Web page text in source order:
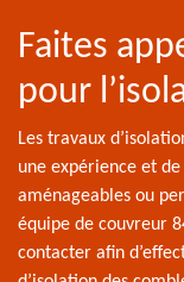
Faites
pour
Les travaux
une expérience et de
aménageables ou
équipe de couvreur
contacter afin